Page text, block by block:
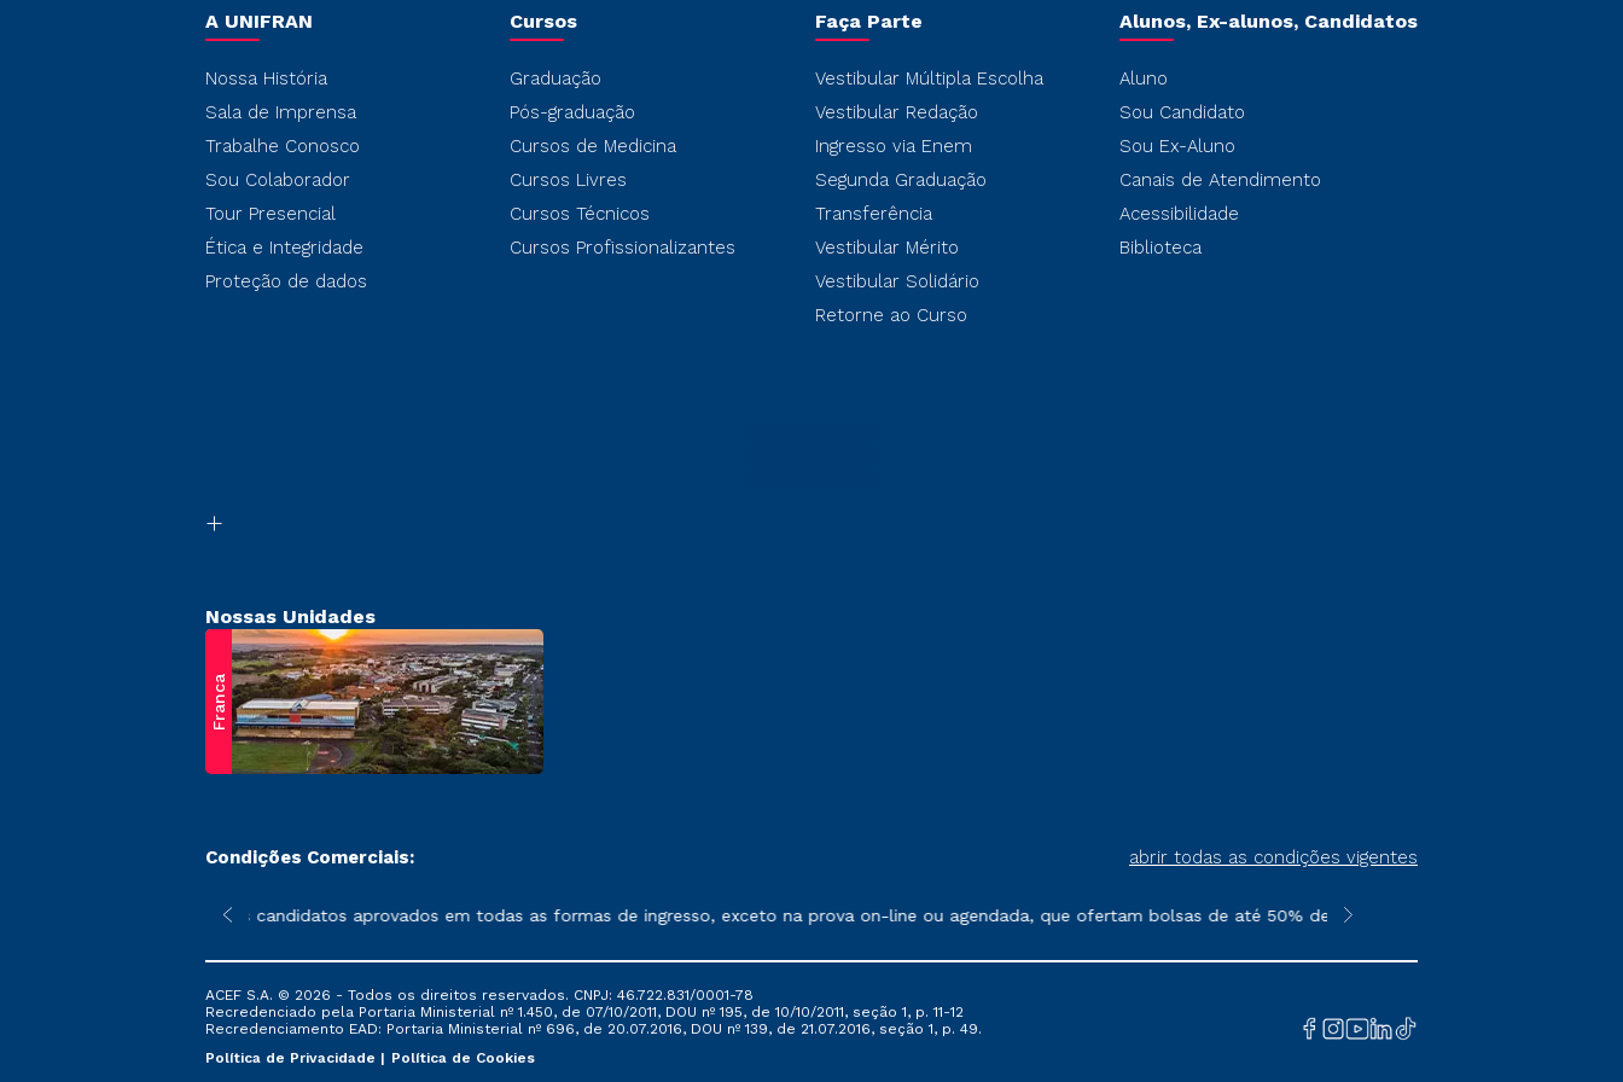
A UNIFRAN
Nossa História
Sala de Imprensa
Trabalhe Conosco
Sou Colaborador
Tour Presencial
Ética e Integridade
Proteção de dados
Cursos
Graduação
Pós-graduação
Cursos de Medicina
Cursos Livres
Cursos Técnicos
Cursos Profissionalizantes
Faça Parte
Vestibular Múltipla Escolha
Vestibular Redação
Ingresso via Enem
Segunda Graduação
Transferência
Vestibular Mérito
Vestibular Solidário
Retorne ao Curso
Alunos, Ex-alunos, Candidatos
Aluno
Sou Candidato
Sou Ex-Aluno
Canais de Atendimento
Acessibilidade
Biblioteca
Nossas Unidades
Franca
Condições Comerciais: abrir todas as condições vigentes
sofrer alterações nos períodos de rematrícula conforme exposto no contrato de prestação de serviços
matrícula – aplica-se aos candidatos aprovados em todas as formas de ingresso, exceto na prova on-line ou agendada, que ofertam bolsas de até 50% de desconto, ambos ingressantes
**Semipresencial é um formato do
ACEF S.A. © 2026 - Todos os direitos reservados. CNPJ: 46.722.831/0001-78
Recredenciado pela Portaria Ministerial nº 1.450, de 07/10/2011, DOU nº 195, de 10/10/2011, seção 1, p. 11-12
Recredenciamento EAD: Portaria Ministerial nº 696, de 20.07.2016, DOU nº 139, de 21.07.2016, seção 1, p. 49.
Política de Privacidade
Política de Cookies